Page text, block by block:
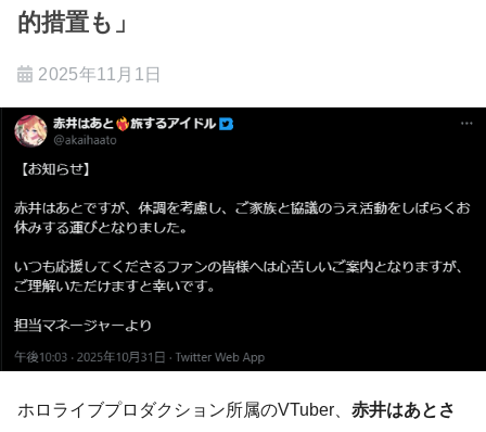
的措置も」
2025年11月1日
ホロライブプロダクション所属のVTuber、 赤井はあとさ